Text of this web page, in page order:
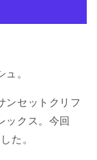
。
ンセットクリフ
ックス。今回
た。